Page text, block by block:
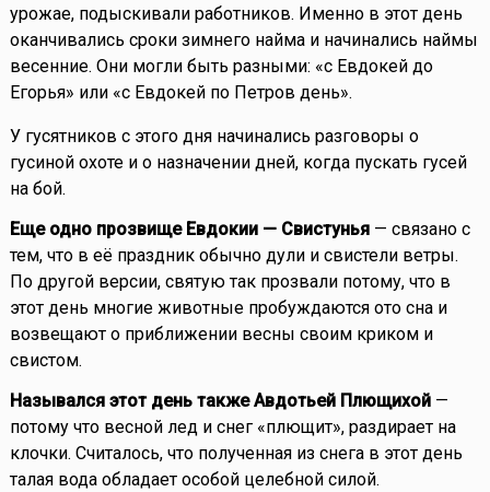
урожае, подыскивали работников. Именно в этот день
оканчивались сроки зимнего найма и начинались наймы
весенние. Они могли быть разными: «с Евдокей до
Егорья» или «с Евдокей по Петров день».
У гусятников с этого дня начинались разговоры о
гусиной охоте и о назначении дней, когда пускать гусей
на бой.
Еще одно прозвище Евдокии — Свистунья— связано с
тем, что в её праздник обычно дули и свистели ветры.
По другой версии, святую так прозвали потому, что в
этот день многие животные пробуждаются ото сна и
возвещают о приближении весны своим криком и
свистом.
Назывался этот день также Авдотьей Плющихой—
потому что весной лед и снег «плющит», раздирает на
клочки. Считалось, что полученная из снега в этот день
талая вода обладает особой целебной силой.